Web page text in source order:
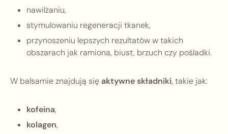
nawilżaniu,
stymulowaniu regeneracji tkanek,
przynoszeniu lepszych rezultatów w takich
obszarach jak ramiona, biust, brzuch czy pośladki.
W balsamie znajdują sięaktywne składniki, takie jak:
kofeina,
kolagen,